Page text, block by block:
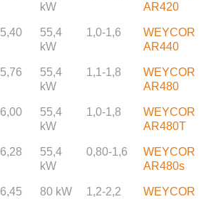
kW
AR420
5,40
55,4
kW
1,0-1,6
WEYCOR
AR440
5,76
55,4
kW
1,1-1,8
WEYCOR
AR480
6,00
55,4
kW
1,0-1,8
WEYCOR
AR480T
6,28
55,4
kW
0,80-1,6
WEYCOR
AR480s
6,45 80 kW 1,2-2,2
WEYCOR